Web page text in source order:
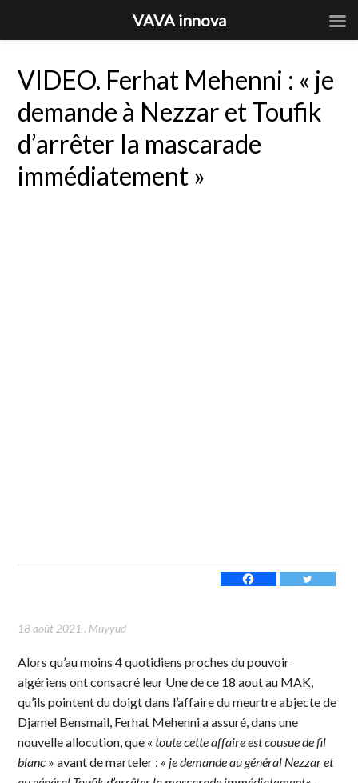
VIDEO. Ferhat Mehenni : « je
demande à Nezzar et Toufik
d’arrêter la mascarade
immédiatement »
18 août 2021 , Muyyud
Alors qu’au moins 4 quotidiens proches du pouvoir
algériens ont consacré leur Une de ce 18 aout au MAK,
qu’ils pointent du doigt dans l’affaire du meurtre abjecte de
Djamel Bensmail, Ferhat Mehenni a assuré, dans une
nouvelle allocution, que «toute cette affaire est cousue de fil
blanc » avant de marteler : « je demande au général Nezzar et
VAVA innova